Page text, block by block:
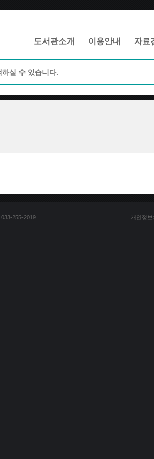
도서관소개 이용안내 자료
255-2019
개인정